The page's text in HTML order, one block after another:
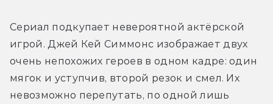
Сериал подкупает невероятной актёрской
игрой. Джей Кей Симмонс изображает двух
очень непохожих героев в одном кадре: один
мягок и уступчив, второй резок и смел. Их
невозможно перепутать, по одной лишь